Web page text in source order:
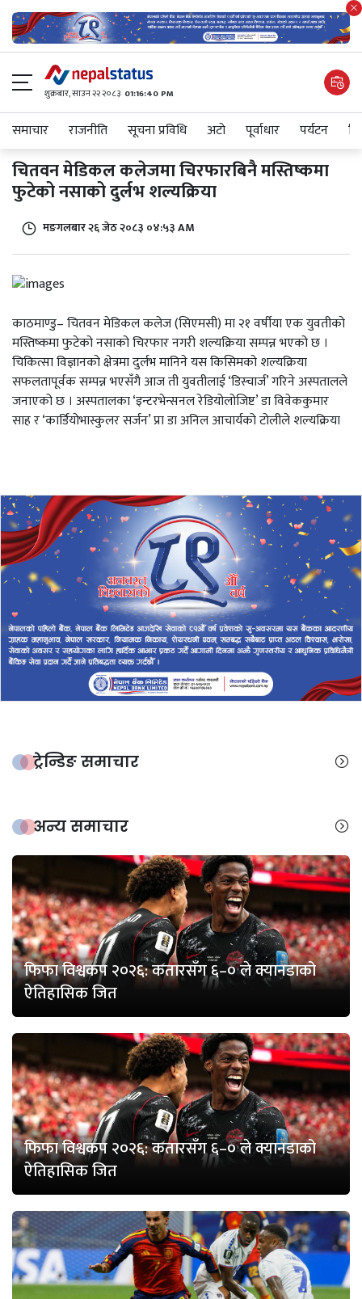
शुक्रबार​, साउन २२ २०८३ 01:16:40 PM
समाचार राजनीति सूचना प्रविधि अटाे पूर्वाधार पर्यटन
चितवन मेडिकल कलेजमा चिरफारबिनै मस्तिष्कमा
फुटेको नसाको दुर्लभ शल्यक्रिया
मङगलबार २६ जेठ २०८३ ०४:५३ AM
काठमाण्डु– चितवन मेडिकल कलेज (सिएमसी) मा २१ वर्षीया एक युवतीको
मस्तिष्कमा फुटेको नसाको चिरफार नगरी शल्यक्रिया सम्पन्न भएको छ ।
चिकित्सा विज्ञानको क्षेत्रमा दुर्लभ मानिने यस किसिमको शल्यक्रिया
सफलतापूर्वक सम्पन्न भएसँगै आज ती युवतीलाई ‘डिस्चार्ज’ गरिने अस्पतालले
जनाएको छ । अस्पतालका ‘इन्टरभेन्सनल रेडियोलोजिष्ट’ डा विवेककुमार
साह र ‘कार्डियोभास्कुलर सर्जन’ प्रा डा अनिल आचार्यको टोलीले शल्यक्रिया
ट्रेन्डिङ समाचार
अन्य समाचार
फिफा विश्वकप २०२६: कतारसँग ६–० ले क्यानडाको
ऐतिहासिक जित
फिफा विश्वकप २०२६: कतारसँग ६–० ले क्यानडाको
ऐतिहासिक जित